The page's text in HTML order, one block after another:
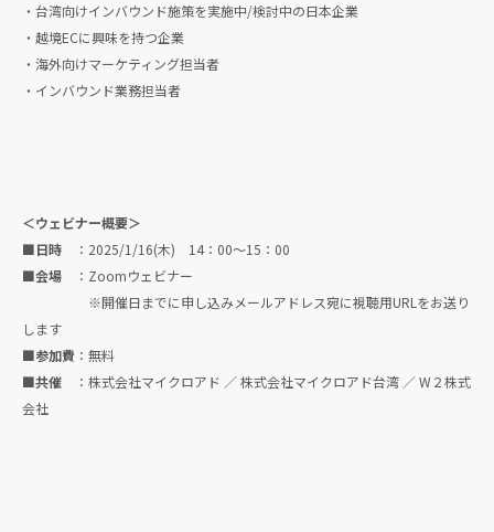
・台湾向けインバウンド施策を実施中/検討中の日本企業
・越境ECに興味を持つ企業
・海外向けマーケティング担当者
・インバウンド業務担当者
＜ウェビナー概要＞
■日時 ：2025/1/16(木) 14：00〜15：00
■会場 ：Zoomウェビナー
※開催日までに申し込みメールアドレス宛に視聴用URLをお送り
します
■参加費 ：無料
■共催 ：株式会社マイクロアド ／ 株式会社マイクロアド台湾 ／ W２株式
会社